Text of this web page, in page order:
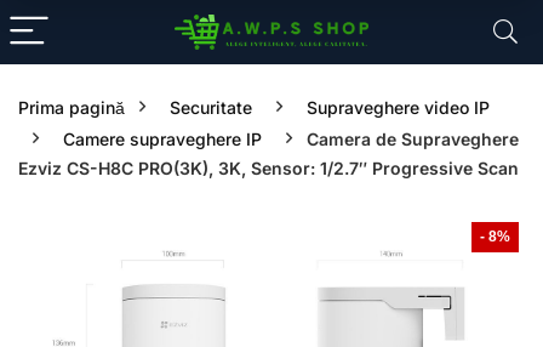
Prima pagină Securitate
Supraveghere video IP
Camere supraveghere IP
Camera de Supraveghere
Ezviz CS-H8C PRO(3K), 3K, Sensor: 1/2.7″ Progressive Scan
- 8%